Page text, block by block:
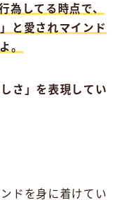
為してる時点で、
と愛されマインド
。
さ」を表現してい
ドを身に着けてい